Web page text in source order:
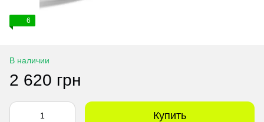
6
В наличии
2 620 грн
Купить